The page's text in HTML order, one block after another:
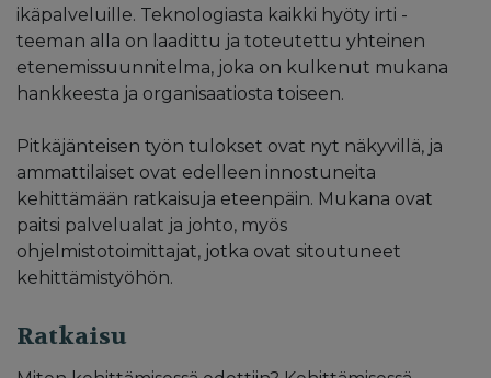
ikäpalveluille. Teknologiasta kaikki hyöty irti -
teeman alla on laadittu ja toteutettu yhteinen
etenemissuunnitelma, joka on kulkenut mukana
hankkeesta ja organisaatiosta toiseen.
Pitkäjänteisen työn tulokset ovat nyt näkyvillä, ja
ammattilaiset ovat edelleen innostuneita
kehittämään ratkaisuja eteenpäin. Mukana ovat
paitsi palvelualat ja johto, myös
ohjelmistotoimittajat, jotka ovat sitoutuneet
kehittämistyöhön.
Ratkaisu